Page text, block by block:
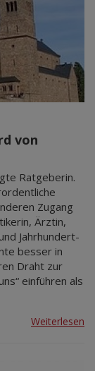
von
Ratgeberin.
Zugang
Ärztin,
Jahrhundert-
besser in
Draht zur
einführen als
Weiterlesen